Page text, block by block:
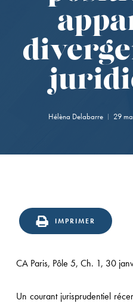
Hélèna Delabarre 29
IMPRIMER
CA Paris, Pôle 5, Ch. 1, 30
Un courant jurisprudentiel